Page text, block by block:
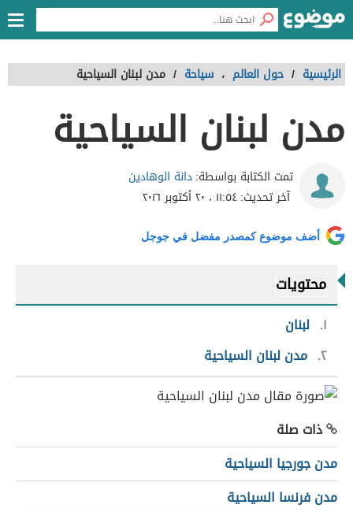
الرئيسية / حول العالم ، سياحة / مدن لبنان السياحية
مدن لبنان السياحية
تمت الكتابة بواسطة:دانة الوهادين
آخر تحديث:١١:٥٤ ، ٢٠ أكتوبر ٢٠١٦
أضف موضوع كمصدر مفضل في جوجل
محتويات
١ لبنان
٢ مدن لبنان السياحية
ذات صلة
مدن جورجيا السياحية
مدن فرنسا السياحية